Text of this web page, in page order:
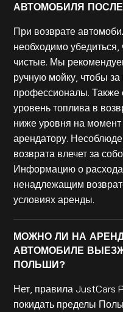
АВТОМОБИЛЯ
При возврате
необходимо убедиться,
чистые. Мы
ручную мойку, чтобы
профессионалы. Также
уровень топлива в
ниже уровня на
арендатору.
возврата влечет за
Информацию о
ненадлежащим
условиях аренды.
МОЖНО ЛИ НА
АВТОМОБИЛЕ
ПОЛЬШИ?
Нет, правила JustCars
покидать пределы